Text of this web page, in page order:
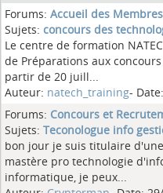
Forums: Accueil des Membres
Sujets: concours des
Le centre de formation
de Préparations aux
partir de 20 juill...
Auteur: natech_training-
Forums: Concours et
Sujets: Teconologue info
bon jour je suis titulaire
mastère pro technologie
informatique, je peux...